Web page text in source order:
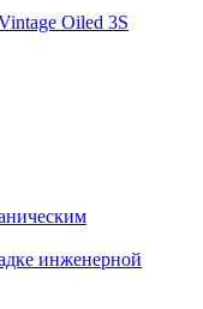
Oiled 3S
инженерной